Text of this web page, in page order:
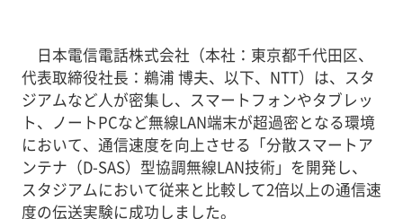
日本電信電話株式会社（本社：東京都千代田区、
代表取締役社長：鵜浦 博夫、以下、NTT）は、スタ
ジアムなど人が密集し、スマートフォンやタブレッ
ト、ノートPCなど無線LAN端末が超過密となる環境
において、通信速度を向上させる「分散スマートア
ンテナ（D-SAS）型協調無線LAN技術」を開発し、
スタジアムにおいて従来と比較して2倍以上の通信速
度の伝送実験に成功しました。